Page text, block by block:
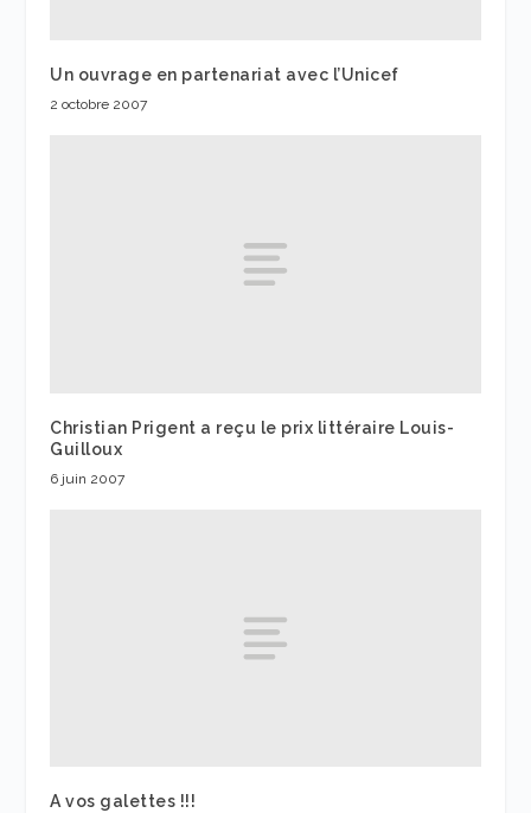
Un ouvrage en partenariat avec l’Unicef
2 octobre 2007
Christian Prigent a reçu le prix littéraire Louis-
Guilloux
6 juin 2007
A vos galettes !!!